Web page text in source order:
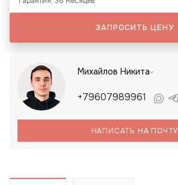
ЗАПРОСИТЬ ЦЕНУ
Михайлов Никита
+79607989961
НАПИСАТЬ НА ПОЧТУ